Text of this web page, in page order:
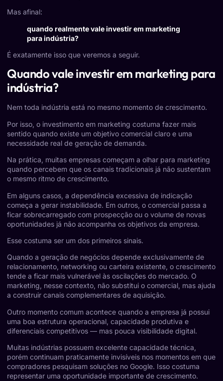
Mas afinal:
quando realmente vale investir em marketing
para indústria?
É exatamente isso que veremos a seguir.
Quando vale investir em marketing para
indústria?
Nem toda indústria está no mesmo momento de crescimento.
Por isso, o investimento em marketing costuma fazer mais
sentido quando existe um objetivo comercial claro e uma
necessidade real de geração de demanda.
Na prática, muitas empresas começam a olhar para marketing
quando percebem que os canais tradicionais já não sustentam
o mesmo ritmo de crescimento.
Em alguns casos, a dependência excessiva de indicação
começa a gerar instabilidade. Em outros, o comercial passa a
ficar sobrecarregado com prospecção ou o volume de novas
oportunidades já não acompanha os objetivos da empresa.
Esse costuma ser um dos primeiros sinais.
Quando a geração de negócios depende exclusivamente de
relacionamento, networking ou carteira existente, o crescimento
tende a ficar mais vulnerável às oscilações do mercado. O
marketing, nesse contexto, não substitui o comercial, mas ajuda
a construir canais complementares de aquisição.
Outro momento comum acontece quando a empresa já possui
uma boa estrutura operacional, capacidade produtiva e
diferenciais competitivos — mas pouca visibilidade digital.
Muitas indústrias possuem excelente capacidade técnica,
porém continuam praticamente invisíveis nos momentos em que
compradores pesquisam soluções no Google. Isso costuma
representar uma oportunidade importante de crescimento.